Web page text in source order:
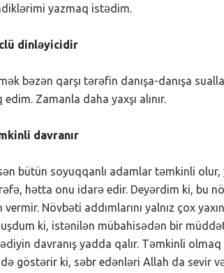
yazmaq istədim.
dinləyicidir
bəzən qarşı tərəfin danışa-danışa
Zamanla daha yaxşı alınır.
davranır
bütün soyuqqanlı adamlar təmkinli
hətta onu idarə edir. Deyərdim ki, bu
vermir. Növbəti addımlarını yalnız çox
ki, istənilən mübahisədən bir
davranış yadda qalır. Təmkinli
göstərir ki, səbr edənləri Allah da sevir